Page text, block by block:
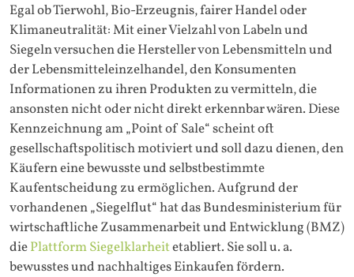
Egal ob Tierwohl, Bio-Erzeugnis, fairer Handel oder
Klimaneutralität: Mit einer Vielzahl von Labeln und
Siegeln versuchen die Hersteller von Lebensmitteln und
der Lebensmitteleinzelhandel, den Konsumenten
Informationen zu ihren Produkten zu vermitteln, die
ansonsten nicht oder nicht direkt erkennbar wären. Diese
Kennzeichnung am „Point of Sale“ scheint oft
gesellschaftspolitisch motiviert und soll dazu dienen, den
Käufern eine bewusste und selbstbestimmte
Kaufentscheidung zu ermöglichen. Aufgrund der
vorhandenen „Siegelflut“ hat das Bundesministerium für
wirtschaftliche Zusammenarbeit und Entwicklung (BMZ)
diePlattform Siegelklarheitetabliert. Sie soll u. a.
bewusstes und nachhaltiges Einkaufen fördern.